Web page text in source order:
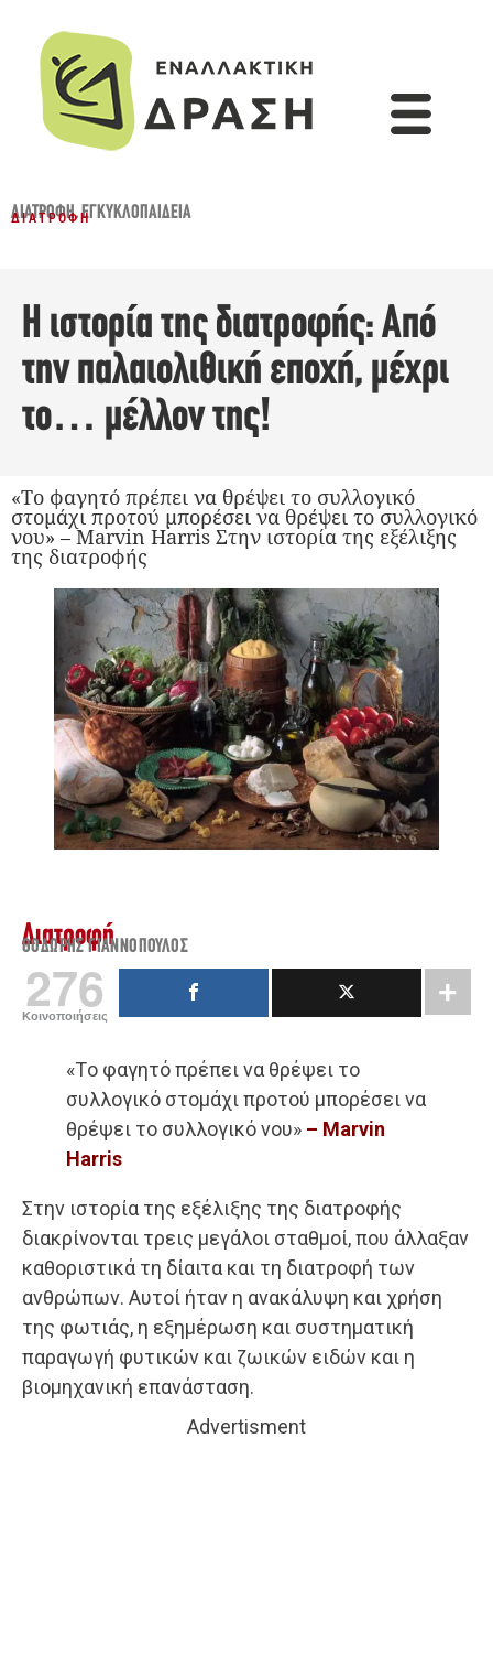
ΔΙΑΤΡΟΦΉ,ΕΓΚΥΚΛΟΠΑΙΔΕΙΑ
ΔΙΑΤΡΟΦΉ
Η ιστορία της διατροφής: Από
την παλαιολιθική εποχή, μέχρι
το… μέλλον της!
«Tο φαγητό πρέπει να θρέψει το συλλογικό
στομάχι προτού μπορέσει να θρέψει το συλλογικό
νου» – Marvin Harris Στην ιστορία της εξέλιξης
της διατροφής
Διατροφή
ΘΟΔΩΡΉΣ ΓΙΑΝΝΌΠΟΥΛΟΣ
276
Κοινοποιήσεις
«Tο φαγητό πρέπει να θρέψει το
συλλογικό στομάχι προτού μπορέσει να
θρέψει το συλλογικό νου» – Marvin
Harris
Στην ιστορία της εξέλιξης της διατροφής
διακρίνονται τρεις μεγάλοι σταθμοί, που άλλαξαν
καθοριστικά τη δίαιτα και τη διατροφή των
ανθρώπων. Αυτοί ήταν η ανακάλυψη και χρήση
της φωτιάς, η εξημέρωση και συστηματική
παραγωγή φυτικών και ζωικών ειδών και η
βιομηχανική επανάσταση.
Advertisment